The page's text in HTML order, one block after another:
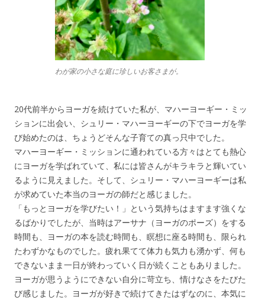
わが家の小さな庭に珍しいお客さまが。
20代前半からヨーガを続けていた私が、マハーヨーギー・ミッ
ションに出会い、シュリー・マハーヨーギーの下でヨーガを学
び始めたのは、ちょうどそんな子育ての真っ只中でした。
マハーヨーギー・ミッションに通われている方々はとても熱心
にヨーガを学ばれていて、私には皆さんがキラキラと輝いてい
るように見えました。そして、シュリー・マハーヨーギーは私
が求めていた本当のヨーガの師だと感じました。
「もっとヨーガを学びたい！」という気持ちはますます強くな
るばかりでしたが、当時はアーサナ（ヨーガのポーズ）をする
時間も、ヨーガの本を読む時間も、瞑想に座る時間も、限られ
たわずかなものでした。疲れ果てて体力も気力も湧かず、何も
できないまま一日が終わっていく日が続くこともありました。
ヨーガが思うようにできない自分に苛立ち、情けなさをたびた
び感じました。ヨーガが好きで続けてきたはずなのに、本気に